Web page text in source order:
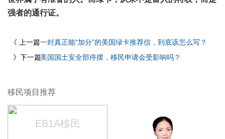
强者的通行证。
《 上一篇一封真正能“加分”的美国绿卡推荐信，到底该怎么写？
》下一篇美国国土安全部停摆，移民申请会受影响吗？
移民项目推荐
EB1A移民